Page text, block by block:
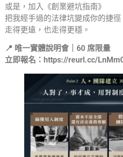
或是，加入《創業避坑指南》
把我經手過的法律坑變成你的捷徑
走得更遠，也走得更穩。
📍 唯一實體說明會｜60 席限量
立即報名：https://reurl.cc/